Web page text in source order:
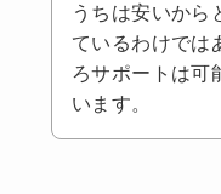
うちは安いから
ているわけでは
ろサポートは可
います。